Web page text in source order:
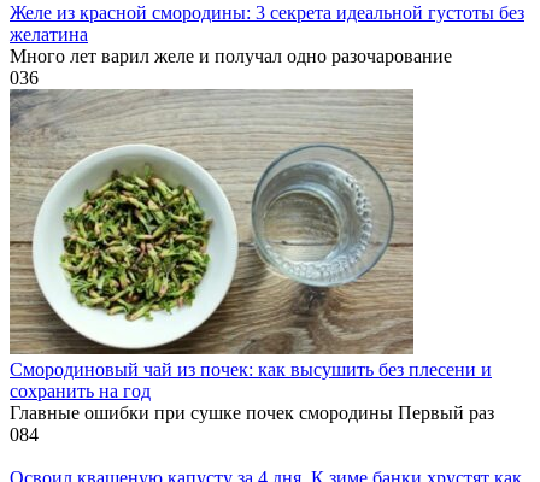
Желе из красной смородины: 3 секрета идеальной густоты без
желатина
Много лет варил желе и получал одно разочарование
036
Смородиновый чай из почек: как высушить без плесени и
сохранить на год
Главные ошибки при сушке почек смородины Первый раз
084
Освоил квашеную капусту за 4 дня. К зиме банки хрустят как